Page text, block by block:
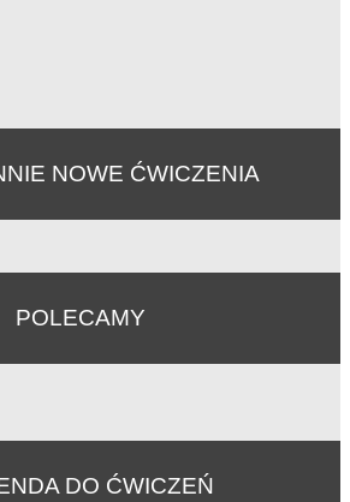
NOWE ĆWICZENIA
POLECAMY
DO ĆWICZEŃ